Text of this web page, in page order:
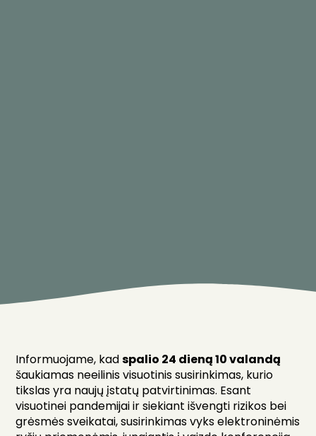
Informuojame, kadspalio 24 dieną 10 valandą
šaukiamas neeilinis visuotinis susirinkimas, kurio
tikslas yra naujų įstatų patvirtinimas. Esant
visuotinei pandemijai ir siekiant išvengti rizikos bei
grėsmės sveikatai, susirinkimas vyks elektroninėmis